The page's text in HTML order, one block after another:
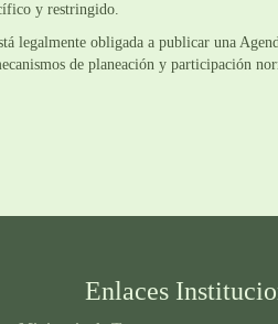
y restringido.
legalmente obligada a publicar una
de planeación y participación
Enlaces